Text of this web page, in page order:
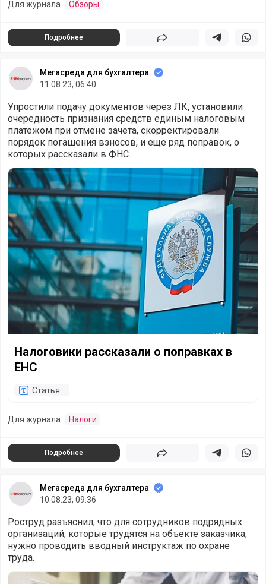
Для журнала Обзоры
Подробнее Поделиться Поделиться в
Мегасреда для бухгалтера
11.08.23, 06:40
Упростили подачу документов через ЛК, установили
очередность признания средств единым налоговым
платежом при отмене зачета, скорректировали
порядок погашения взносов, и еще ряд поправок, о
которых рассказали в ФНС.
Налоговики рассказали о поправках в ЕНС
Налоговики рассказали о поправках в
ЕНС
Статья
Для журнала Налоги
Подробнее Поделиться Поделиться в
Мегасреда для бухгалтера
10.08.23, 09:36
Роструд разъяснил, что для сотрудников подрядных
организаций, которые трудятся на объекте заказчика,
нужно проводить вводный инструктаж по охране
труда.
Нужно ли проводить инструктаж по охране труда